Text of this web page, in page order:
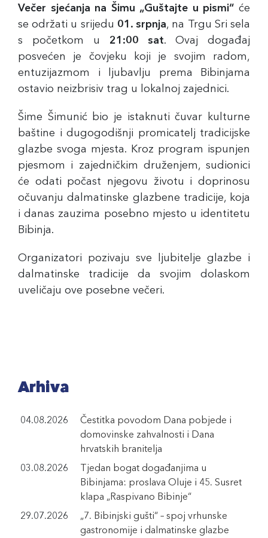
Večer sjećanja na Šimu „Guštajte u pismi“ će
se održati u srijedu 01. srpnja, na Trgu Sri sela
s početkom u 21:00 sat. Ovaj događaj
posvećen je čovjeku koji je svojim radom,
entuzijazmom i ljubavlju prema Bibinjama
ostavio neizbrisiv trag u lokalnoj zajednici.
Šime Šimunić bio je istaknuti čuvar kulturne
baštine i dugogodišnji promicatelj tradicijske
glazbe svoga mjesta. Kroz program ispunjen
pjesmom i zajedničkim druženjem, sudionici
će odati počast njegovu životu i doprinosu
očuvanju dalmatinske glazbene tradicije, koja
i danas zauzima posebno mjesto u identitetu
Bibinja.
Organizatori pozivaju sve ljubitelje glazbe i
dalmatinske tradicije da svojim dolaskom
uveličaju ove posebne večeri.
Arhiva
04.08.2026
Čestitka povodom Dana pobjede i
domovinske zahvalnosti i Dana
hrvatskih branitelja
03.08.2026
Tjedan bogat događanjima u
Bibinjama: proslava Oluje i 45. Susret
klapa „Raspivano Bibinje“
29.07.2026
„7. Bibinjski gušti“ – spoj vrhunske
gastronomije i dalmatinske glazbe